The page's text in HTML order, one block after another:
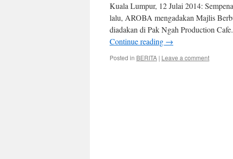
Kuala Lumpur, 12 Julai 2014:
lalu, AROBA mengadakan Majlis
diadakan di Pak Ngah Production
Continue reading →
Posted in BERITA | Leave a comment